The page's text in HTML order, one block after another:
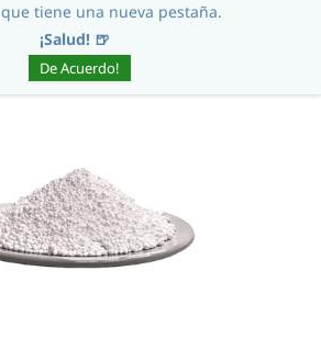
Ordenar por :
que tiene una nueva pestaña.
¡Salud! 🍺
De Acuerdo!